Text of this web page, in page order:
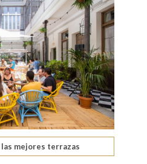
las mejores terrazas